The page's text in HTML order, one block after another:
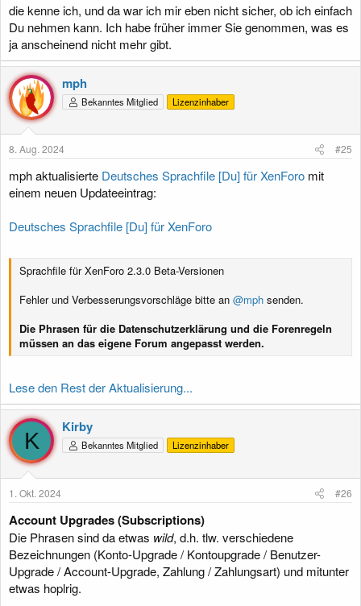
die kenne ich, und da war ich mir eben nicht sicher, ob ich einfach
Du nehmen kann. Ich habe früher immer Sie genommen, was es
ja anscheinend nicht mehr gibt.
mph
Bekanntes Mitglied Lizenzinhaber
8. Aug. 2024 #25
mph aktualisierte Deutsches Sprachfile [Du] für XenForo mit
einem neuen Updateeintrag:
Deutsches Sprachfile [Du] für XenForo
Sprachfile für XenForo 2.3.0 Beta-Versionen
Fehler und Verbesserungsvorschläge bitte an @mph senden.
Die Phrasen für die Datenschutzerklärung und die Forenregeln
müssen an das eigene Forum angepasst werden.
Lese den Rest der Aktualisierung...
K
Kirby
Bekanntes Mitglied Lizenzinhaber
1. Okt. 2024 #26
Account Upgrades (Subscriptions)
Die Phrasen sind da etwas wild, d.h. tlw. verschiedene
Bezeichnungen (Konto-Upgrade / Kontoupgrade / Benutzer-
Upgrade / Account-Upgrade, Zahlung / Zahlungsart) und mitunter
etwas hoplrig.